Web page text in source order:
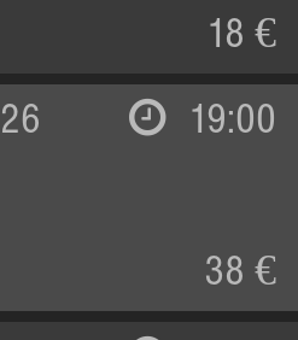
18 €
19:00
38 €